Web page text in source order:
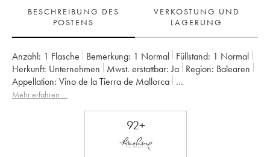
BESCHREIBUNG DES
POSTENS
VERKOSTUNG UND
LAGERUNG
Anzahl: 1 Flasche Bemerkung: 1 Normal Füllstand: 1 Normal
Herkunft:
unternehmen Mwst. erstattbar: ja Region:
Balearen
Appellation:
Vino de la Tierra de Mallorca
Eigentümer:
4 Kilos Vinícola
Mehr erfahren …
92+